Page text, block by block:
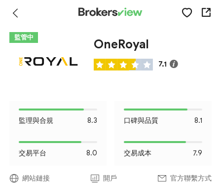
監管中 OneRoyal
7.1
監理與合規 8.3 口碑與品質 8.1
交易平台 8.0 交易成本 7.9
網站鏈接 開戶 官方聯繫方式